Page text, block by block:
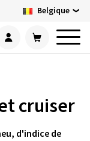
Belgique
cruiser
d'indice de